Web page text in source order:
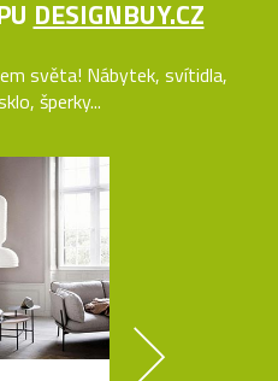
DESIGNBUY.CZ
světa! Nábytek, svítidla,
šperky...